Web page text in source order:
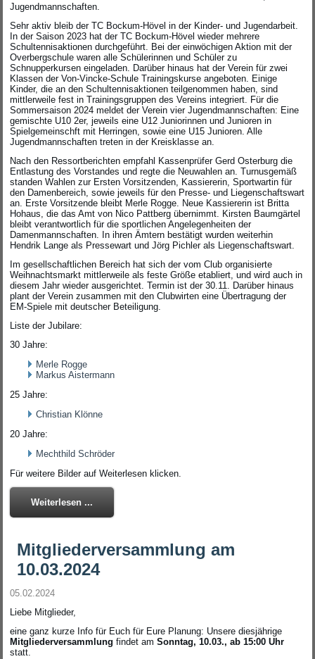
Jugendmannschaften.
Sehr aktiv bleib der TC Bockum-Hövel in der Kinder- und Jugendarbeit.
In der Saison 2023 hat der TC Bockum-Hövel wieder mehrere
Schultennisaktionen durchgeführt. Bei der einwöchigen Aktion mit der
Overbergschule waren alle Schülerinnen und Schüler zu
Schnupperkursen eingeladen. Darüber hinaus hat der Verein für zwei
Klassen der Von-Vincke-Schule Trainingskurse angeboten. Einige
Kinder, die an den Schultennisaktionen teilgenommen haben, sind
mittlerweile fest in Trainingsgruppen des Vereins integriert. Für die
Sommersaison 2024 meldet der Verein vier Jugendmannschaften: Eine
gemischte U10 2er, jeweils eine U12 Juniorinnen und Junioren in
Spielgemeinschft mit Herringen, sowie eine U15 Junioren. Alle
Jugendmannschaften treten in der Kreisklasse an.
Nach den Ressortberichten empfahl Kassenprüfer Gerd Osterburg die
Entlastung des Vorstandes und regte die Neuwahlen an. Turnusgemäß
standen Wahlen zur Ersten Vorsitzenden, Kassiererin, Sportwartin für
den Damenbereich, sowie jeweils für den Presse- und Liegenschaftswart
an. Erste Vorsitzende bleibt Merle Rogge. Neue Kassiererin ist Britta
Hohaus, die das Amt von Nico Pattberg übernimmt. Kirsten Baumgärtel
bleibt verantwortlich für die sportlichen Angelegenheiten der
Damenmannschaften. In ihren Ämtern bestätigt wurden weiterhin
Hendrik Lange als Pressewart und Jörg Pichler als Liegenschaftswart.
Im gesellschaftlichen Bereich hat sich der vom Club organisierte
Weihnachtsmarkt mittlerweile als feste Größe etabliert, und wird auch in
diesem Jahr wieder ausgerichtet. Termin ist der 30.11. Darüber hinaus
plant der Verein zusammen mit den Clubwirten eine Übertragung der
EM-Spiele mit deutscher Beteiligung.
Liste der Jubilare:
30 Jahre:
Merle Rogge
Markus Aistermann
25 Jahre:
Christian Klönne
20 Jahre:
Mechthild Schröder
Für weitere Bilder auf Weiterlesen klicken.
Weiterlesen ...
Mitgliederversammlung am
10.03.2024
05.02.2024
Liebe Mitglieder,
eine ganz kurze Info für Euch für Eure Planung: Unsere diesjährige
Mitgliederversammlung findet amSonntag, 10.03., ab 15:00 Uhr
statt.